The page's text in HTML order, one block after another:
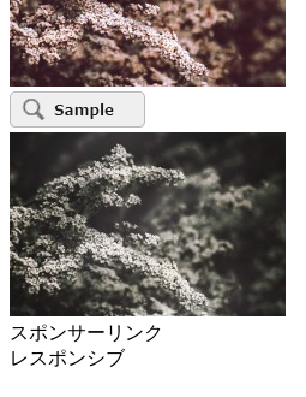
スポンサーリンク
レスポンシブ